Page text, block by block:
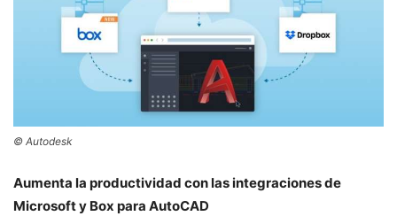
© Autodesk
Aumenta la productividad con las integraciones de
Microsoft y Box para AutoCAD